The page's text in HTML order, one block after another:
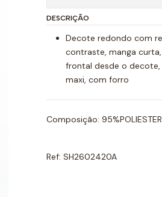
DESCRIÇÃO
Decote redondo com
contraste, manga
frontal desde o
maxi, com forro
Composição:
Ref: SH2602420A